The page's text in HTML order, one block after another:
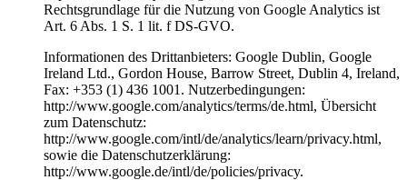
Rechtsgrundlage für die Nutzung von Google Analytics ist
Art. 6 Abs. 1 S. 1 lit. f DS-GVO.
Informationen des Drittanbieters: Google Dublin, Google
Ireland Ltd., Gordon House, Barrow Street, Dublin 4, Ireland,
Fax: +353 (1) 436 1001. Nutzerbedingungen:
http://www.google.com/analytics/terms/de.html, Übersicht
zum Datenschutz:
http://www.google.com/intl/de/analytics/learn/privacy.html,
sowie die Datenschutzerklärung:
http://www.google.de/intl/de/policies/privacy.